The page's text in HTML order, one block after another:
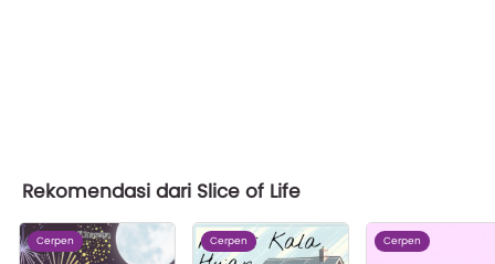
Rekomendasi dari Slice of Life
Cerpen Cerpen Cerpen